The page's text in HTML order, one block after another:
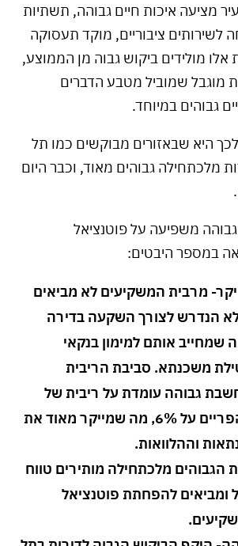
מציעה איכות חיים גבוהה, תשתיות
לשירותים ציבוריים, מוקד תעסוקה
אלו מולידים ביקוש גבוה מן הממוצע,
מוגבל שמוביל מטבע הדברים
גבוהים במיוחד.
היא שבאזורים מבוקשים כמו תל
מלכתחילה גבוהים מאוד, וכבר היום
משפיעה על פוטנציאל
במספר היבטים:
יקר- מרבית המשקיעים לא מביאים
הנדרש לצורך השקעה בדירה
שמחייב אותם למימון בנקאי
משכנתא. סביבת הריבית
גבוהה עומדת על ריבית של
5% וריבית הפריים על 6%, מה שמייקר מאוד את
וההלוואות.
הגבוהים מלכתחילה מותירים טווח
ומביאים להפחתת פוטנציאל